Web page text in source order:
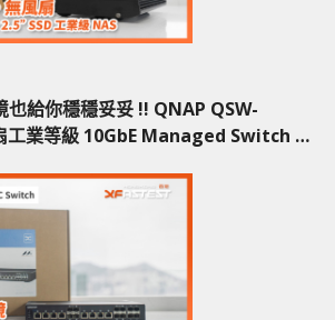
也給你穩穩妥妥 !! QNAP QSW-
工業等級 10GbE Managed Switch 開